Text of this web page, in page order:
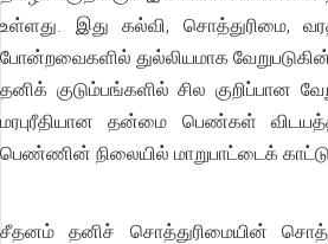
உள்ளது. இது கல்வி, சொத்துரிமை,
போன்றவைகளில் துல்லியமாக
தனிக் குடும்பங்களில் சில குறிப்பான
மரபுரீதியான தன்மை பெண்கள்
பெண்ணின் நிலையில் மாறுபாட்டைக்
சீதனம் தனிச் சொத்துரிமையின்